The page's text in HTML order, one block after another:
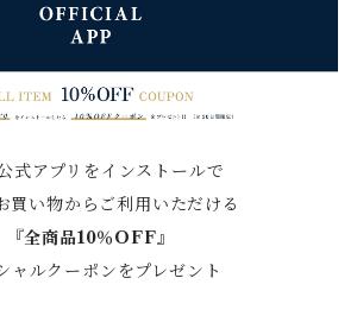
式アプリをインストールで
買い物からご利用いただける
『全商品10％OFF』
ャルクーポンをプレゼント